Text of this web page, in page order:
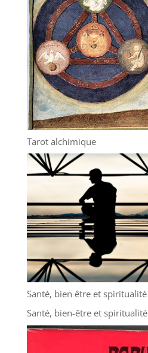
Tarot alchimique
Santé, bien être et spiritualité
Santé, bien-être et spiritualité